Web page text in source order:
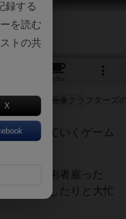
カフェ
、経営していくゲーム
ったり技術者雇った
レードしたりと大忙
録する
を読む
トの共
X